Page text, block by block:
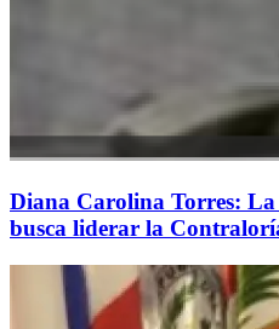
Diana Carolina Torres:
busca liderar la